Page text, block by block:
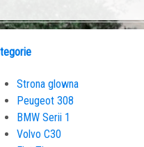
Strona glowna
Peugeot 308
BMW Serii 1
Volvo C30